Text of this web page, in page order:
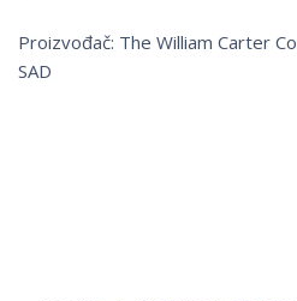
Proizvođač: The William Carter
SAD